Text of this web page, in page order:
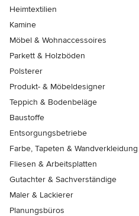
Heimtextilien
Kamine
Möbel & Wohnaccessoires
Parkett & Holzböden
Polsterer
Produkt- & Möbeldesigner
Teppich & Bodenbeläge
Baustoffe
Entsorgungsbetriebe
Farbe, Tapeten & Wandverkleidung
Fliesen & Arbeitsplatten
Gutachter & Sachverständige
Maler & Lackierer
Planungsbüros